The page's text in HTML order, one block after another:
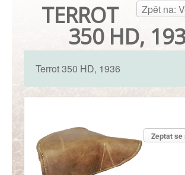
KONTAKT
Zpět na:
TERROT
350 HD,
Terrot 350 HD, 1936
Zeptat se